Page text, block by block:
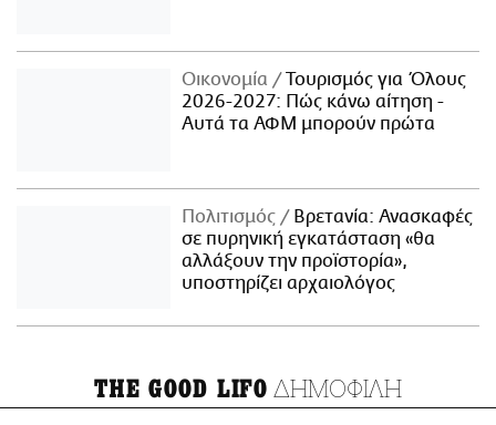
Οικονομία
Τουρισμός για Όλους
2026-2027: Πώς κάνω αίτηση -
Αυτά τα ΑΦΜ μπορούν πρώτα
Πολιτισμός
Βρετανία: Ανασκαφές
σε πυρηνική εγκατάσταση «θα
αλλάξουν την προϊστορία»,
υποστηρίζει αρχαιολόγος
THE GOOD LIFO ΔΗΜΟΦΙΛΗ